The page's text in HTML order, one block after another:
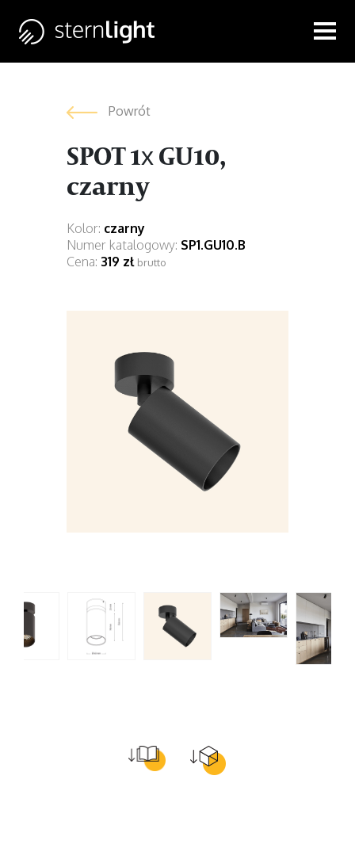
Powrót
SPOT 1x GU10,
czarny
Kolor: czarny
Numer katalogowy: SP1.GU10.B
Cena: 319 zł brutto